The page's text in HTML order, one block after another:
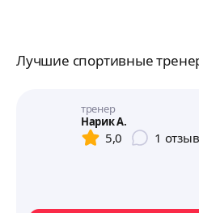
Лучшие спортивные
тренер
Нарик А.
5,0 1 отзыв